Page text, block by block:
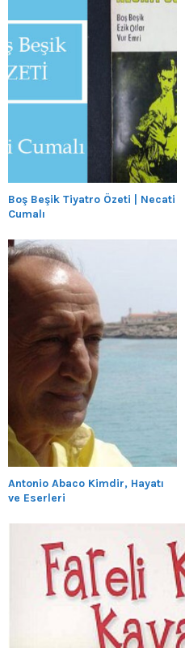
Boş Beşik Tiyatro Özeti | Necati
Cumalı
Antonio Abaco Kimdir, Hayatı
ve Eserleri